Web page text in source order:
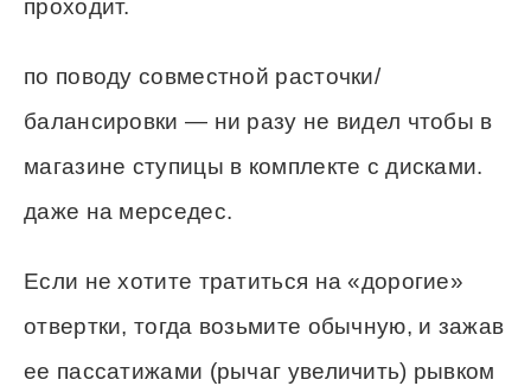
проходит.
по поводу совместной расточки/
балансировки — ни разу не видел чтобы в
магазине ступицы в комплекте с дисками.
даже на мерседес.
Если не хотите тратиться на «дорогие»
отвертки, тогда возьмите обычную, и зажав
ее пассатижами (рычаг увеличить) рывком